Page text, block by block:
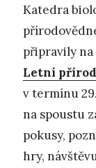
Katedra
připravily
Letní
v termínu
na spoustu
pokusy,
hry,